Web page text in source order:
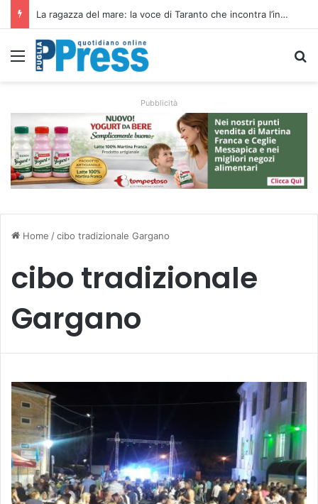
Siccità e caro gasolio colpiscono le campagne pugliesi: irrigare costa il 50,6% in più
Menu
Pubblicità
Home /cibo tradizionale Gargano
cibo tradizionale
Gargano